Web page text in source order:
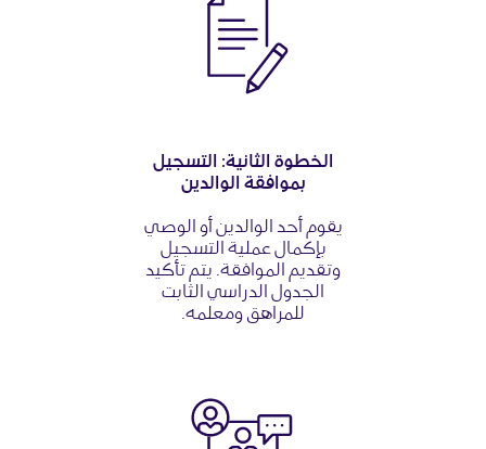
الخطوة الثانية: التسجيل
بموافقة الوالدين
يقوم أحد الوالدين أو الوصي
بإكمال عملية التسجيل
وتقديم الموافقة. يتم تأكيد
الجدول الدراسي الثابت
للمراهق ومعلمه.